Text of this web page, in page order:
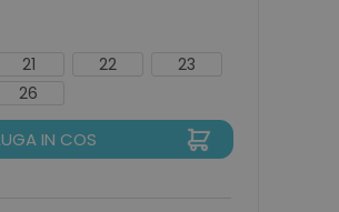
21 22
23
26
IN COS